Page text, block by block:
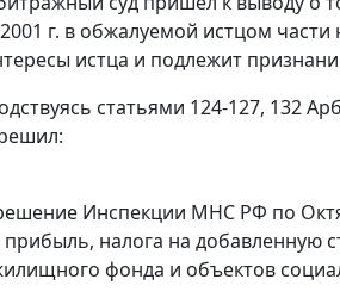
г. в обжалуемой истцом части
истца и подлежит
статьями 124-127, 132
Инспекции МНС РФ по
налога на добавленную
фонда и объектов